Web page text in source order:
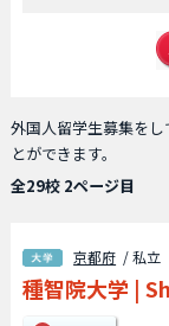
外国人留学生募集を
とができます。
全29校 2ページ目
京都府 / 私立
種智院大学 |